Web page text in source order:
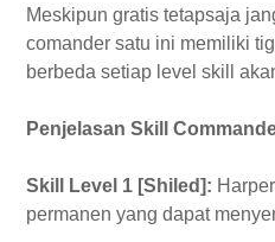
Meskipun gratis tetapsaja
comander satu ini memiliki
berbeda setiap level skill
Penjelasan Skill
Skill Level 1 [Shiled]:
permanen yang dapat